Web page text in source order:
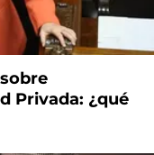
Privada: ¿qué